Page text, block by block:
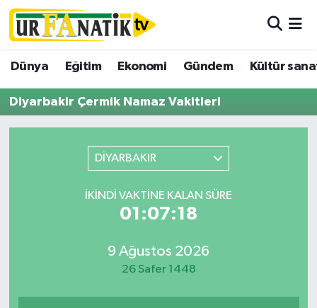
Dünya Eğitim Ekonomi Gündem Kültür
Diyarbakir Çermik Namaz Vakitleri
DİYARBAKIR
İKINDI VAKTINE KALAN SÜRE
01:07:18
9 Ağustos 2026
26 Safer 1448
Trafik Durumu
Süper Lig Puan Durumu ve Fikstür
Tüm Manşetler
Son Dakika Haberleri